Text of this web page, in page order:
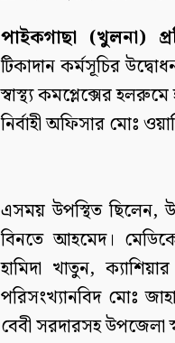
পাইকগাছা (খুলনা)
টিকাদান কর্মসূচির
স্বাস্থ্য কমপ্লেক্সের
নির্বাহী অফিসার মোঃ
এসময় উপস্থিত ছিলেন,
বিনতে আহমেদ।
হামিদা খাতুন,
পরিসংখ্যানবিদ মোঃ
বেবী সরদারসহ উপজেলা